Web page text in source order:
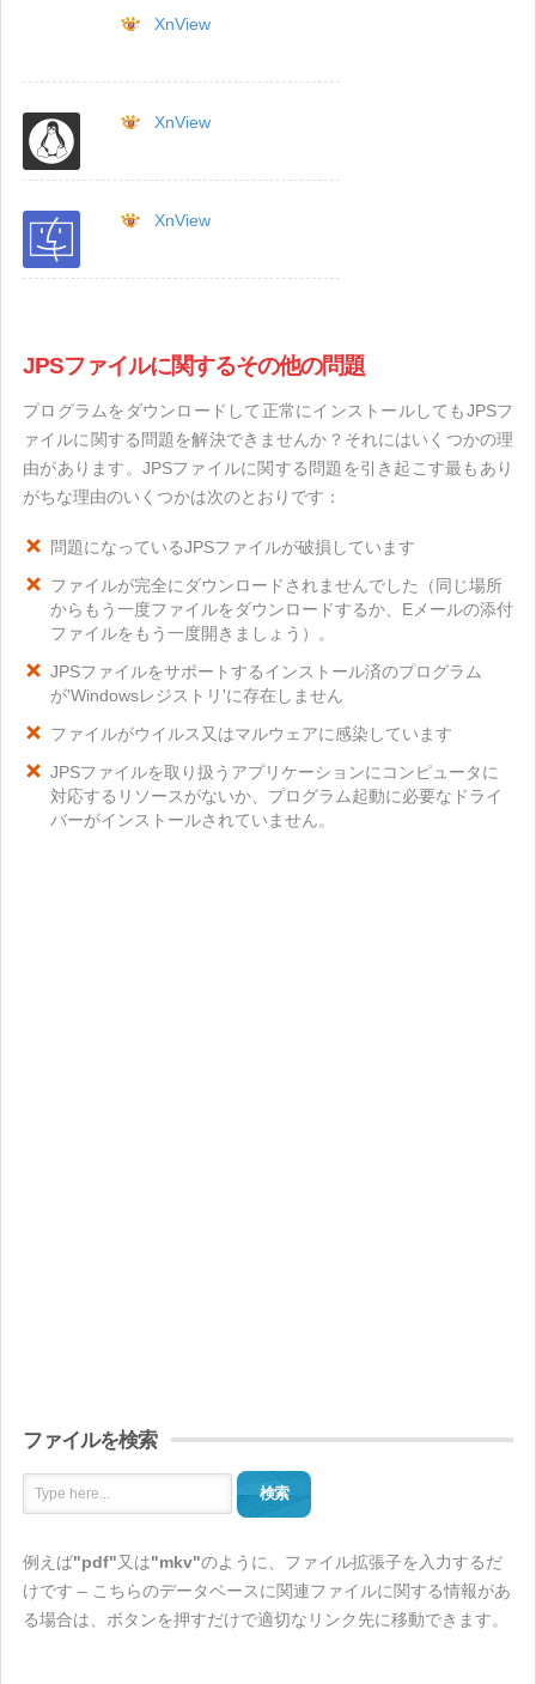
XnView
XnView
XnView
JPSファイルに関するその他の問題
プログラムをダウンロードして正常にインストールしてもJPSフ
ァイルに関する問題を解決できませんか？それにはいくつかの理
由があります。JPSファイルに関する問題を引き起こす最もあり
がちな理由のいくつかは次のとおりです：
問題になっているJPSファイルが破損しています
ファイルが完全にダウンロードされませんでした（同じ場所
からもう一度ファイルをダウンロードするか、Eメールの添付
ファイルをもう一度開きましょう）。
JPSファイルをサポートするインストール済のプログラム
が'Windowsレジストリ'に存在しません
ファイルがウイルス又はマルウェアに感染しています
JPSファイルを取り扱うアプリケーションにコンピュータに
対応するリソースがないか、プログラム起動に必要なドライ
バーがインストールされていません。
ファイルを検索
検索
例えば"pdf"又は"mkv"のように、ファイル拡張子を入力するだ
けです – こちらのデータベースに関連ファイルに関する情報があ
る場合は、ボタンを押すだけで適切なリンク先に移動できます。